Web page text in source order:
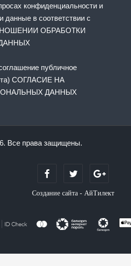
конфиденциальности и
в соответствии с
ОБРАБОТКИ
публичное
СОГЛАСИЕ НА
ДАННЫХ
Все права защищены.
Создание сайта - АйТилект